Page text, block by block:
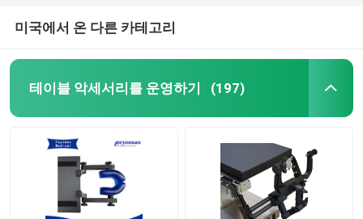
미국에서 온 다른 카테고리
테이블 악세서리를 운영하기 (197)